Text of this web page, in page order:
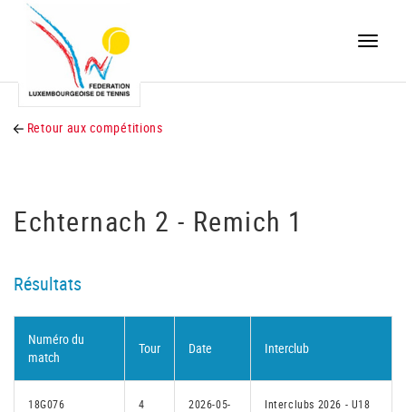
Toggle
Retour aux compétitions
Echternach 2 - Remich 1
Résultats
Numéro du
match
Tour Date Interclub
18G076 4
2026-05-
Interclubs 2026 - U18